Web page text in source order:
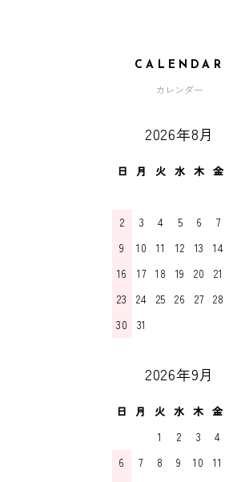
CALENDAR
カレンダー
2026年8月
日 月 火 水 木 金
2
3 4 5 6 7
9
10 11 12 13 14
16
17 18 19 20 21
23
24 25 26 27 28
30
31
2026年9月
日 月 火 水 木 金
1
2 3 4
6
7 8 9 10 11